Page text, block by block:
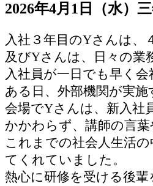
2026年4月1日（水）
入社３年目のYさんは、
及びYさんは、日々の業
入社員が一日でも早く
ある日、外部機関が実施
会場でYさんは、新入社
かかわらず、講師の言
これまでの社会人生活
てくれていました。
熱心に研修を受ける後